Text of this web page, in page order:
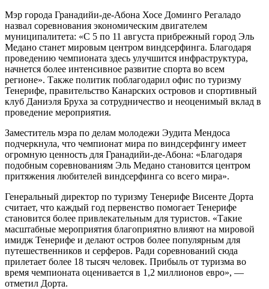
Мэр города Гранадийи-де-Абона Хосе Доминго Регаладо
назвал соревнования экономическим двигателем
муниципалитета: «С 5 по 11 августа прибрежный город Эль
Медано станет мировым центром виндсерфинга. Благодаря
проведению чемпионата здесь улучшится инфраструктура,
начнется более интенсивное развитие спорта во всем
регионе». Также политик поблагодарил офис по туризму
Тенерифе, правительство Канарских островов и спортивный
клуб Даниэля Бруха за сотрудничество и неоценимый вклад в
проведение мероприятия.
Заместитель мэра по делам молодежи Эудита Мендоса
подчеркнула, что чемпионат мира по виндсерфингу имеет
огромную ценность для Гранадийи-де-Абона: «Благодаря
подобным соревнованиям Эль Медано становится центром
притяжения любителей виндсерфинга со всего мира».
Генеральный директор по туризму Тенерифе Висенте Дорта
считает, что каждый год первенство помогает Тенерифе
становится более привлекательным для туристов. «Такие
масштабные мероприятия благоприятно влияют на мировой
имидж Тенерифе и делают остров более популярным для
путешественников и серферов. Ради соревнований сюда
прилетает более 18 тысяч человек. Прибыль от туризма во
время чемпионата оценивается в 1,2 миллионов евро», —
отметил Дорта.